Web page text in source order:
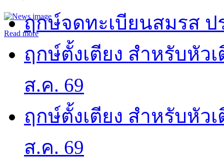
Read moreฤกษ์จดทะเบียนสมรส ป
ฤกษ์ตั้งเตียง สำหรับหัว
ส.ค. 69
ฤกษ์ตั้งเตียง สำหรับหัว
ส.ค. 69